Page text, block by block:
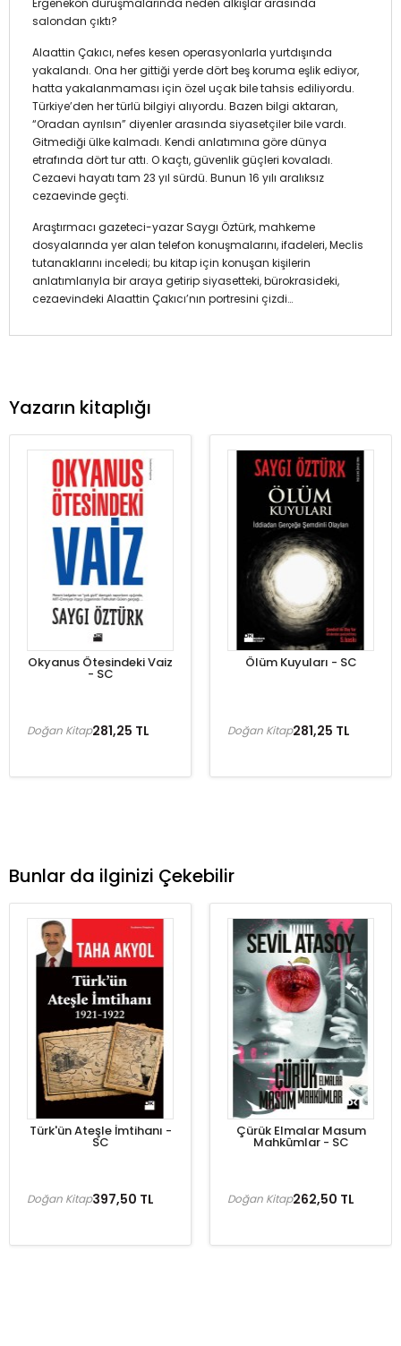
Ergenekon duruşmalarında neden alkışlar arasında
salondan çıktı?
Alaattin Çakıcı, nefes kesen operasyonlarla yurtdışında
yakalandı. Ona her gittiği yerde dört beş koruma eşlik ediyor,
hatta yakalanmaması için özel uçak bile tahsis ediliyordu.
Türkiye’den her türlü bilgiyi alıyordu. Bazen bilgi aktaran,
“Oradan ayrılsın” diyenler arasında siyasetçiler bile vardı.
Gitmediği ülke kalmadı. Kendi anlatımına göre dünya
etrafında dört tur attı. O kaçtı, güvenlik güçleri kovaladı.
Cezaevi hayatı tam 23 yıl sürdü. Bunun 16 yılı aralıksız
cezaevinde geçti.
Araştırmacı gazeteci-yazar Saygı Öztürk, mahkeme
dosyalarında yer alan telefon konuşmalarını, ifadeleri, Meclis
tutanaklarını inceledi; bu kitap için konuşan kişilerin
anlatımlarıyla bir araya getirip siyasetteki, bürokrasideki,
cezaevindeki Alaattin Çakıcı’nın portresini çizdi…
Yazarın kitaplığı
Okyanus Ötesindeki Vaiz
- SC
281,25 TL
Doğan Kitap
Ölüm Kuyuları - SC
281,25 TL
Doğan Kitap
Bunlar da ilginizi Çekebilir
Türk'ün Ateşle İmtihanı -
SC
397,50 TL
Doğan Kitap
Çürük Elmalar Masum
Mahkûmlar - SC
262,50 TL
Doğan Kitap